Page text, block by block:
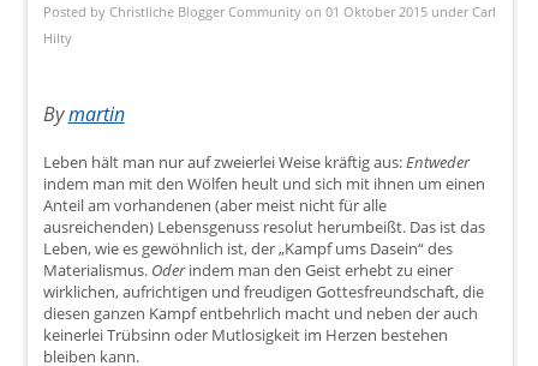
Posted by Christliche Blogger Community on 01 Oktober 2015 under Carl
Hilty
Bymartin
Leben hält man nur auf zweierlei Weise kräftig aus:Entweder
indem man mit den Wölfen heult und sich mit ihnen um einen
Anteil am vorhandenen (aber meist nicht für alle
ausreichenden) Lebensgenuss resolut herumbeißt. Das ist das
Leben, wie es gewöhnlich ist, der „Kampf ums Dasein“ des
Materialismus. Oderindem man den Geist erhebt zu einer
wirklichen, aufrichtigen und freudigen Gottesfreundschaft, die
diesen ganzen Kampf entbehrlich macht und neben der auch
keinerlei Trübsinn oder Mutlosigkeit im Herzen bestehen
bleiben kann.